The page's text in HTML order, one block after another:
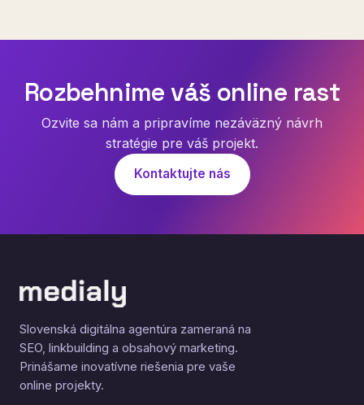
Rozbehnime váš online rast
Ozvite sa nám a pripravíme nezáväzný návrh
stratégie pre váš projekt.
Kontaktujte nás
Slovenská digitálna agentúra zameraná na
SEO, linkbuilding a obsahový marketing.
Prinášame inovatívne riešenia pre vaše
online projekty.